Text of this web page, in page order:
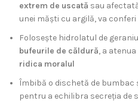
extrem de uscată sau
unei măști cu argilă, va
Folosește hidrolatul de
bufeurile de căldură, a atenua
ridica moralul
Îmbibă o dischetă de bumbac
pentru a echilibra secreția de